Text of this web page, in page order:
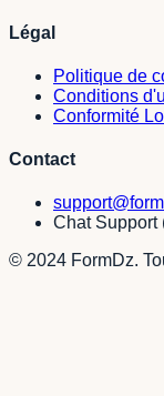
Légal
Politique de
Conditions
Conformité
Contact
Chat Support
© 2024 FormDz.